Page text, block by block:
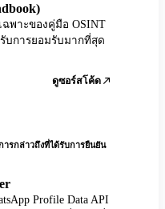
ฉพาะของคู่มือ OSINT
บการยอมรับมากที่สุด
ดูซอร์สโค้ด
ารกล่าวถึงที่ได้รับการยืนยัน
Profile Data API